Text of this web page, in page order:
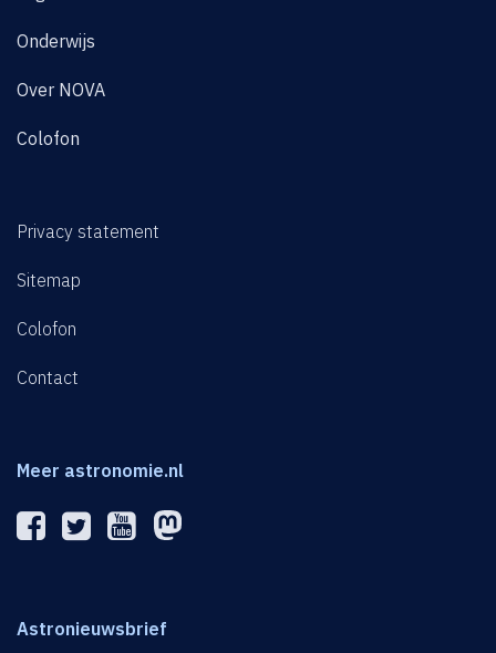
Onderwijs
Over NOVA
Colofon
Privacy statement
Sitemap
Colofon
Contact
Meer astronomie.nl
Astronieuwsbrief